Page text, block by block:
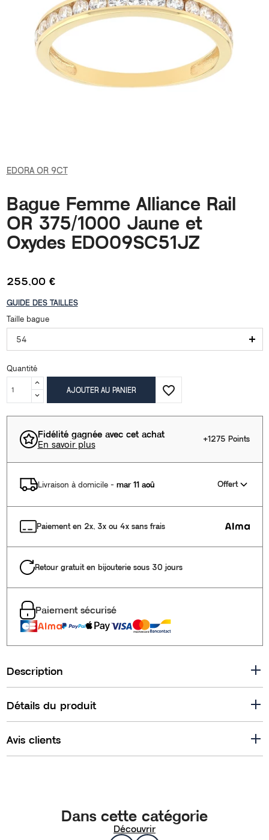
EDORA OR 9CT
Bague Femme Alliance Rail
OR 375/1000 Jaune et
Oxydes EDO09SC51JZ
255,00 €
GUIDE DES TAILLES
Taille bague
54
Quantité
AJOUTER AU PANIER favorite_border
Fidélité gagnée avec cet achat
En savoir plus
+1275 Points
Livraison à domicile- mar 11 aoû Offert
Paiement en 2x, 3x ou 4x sans frais
Retour gratuit en bijouterie sous 30 jours
Paiement sécurisé
Description
Détails du produit
Avis clients
Dans cette catégorie
Découvrir